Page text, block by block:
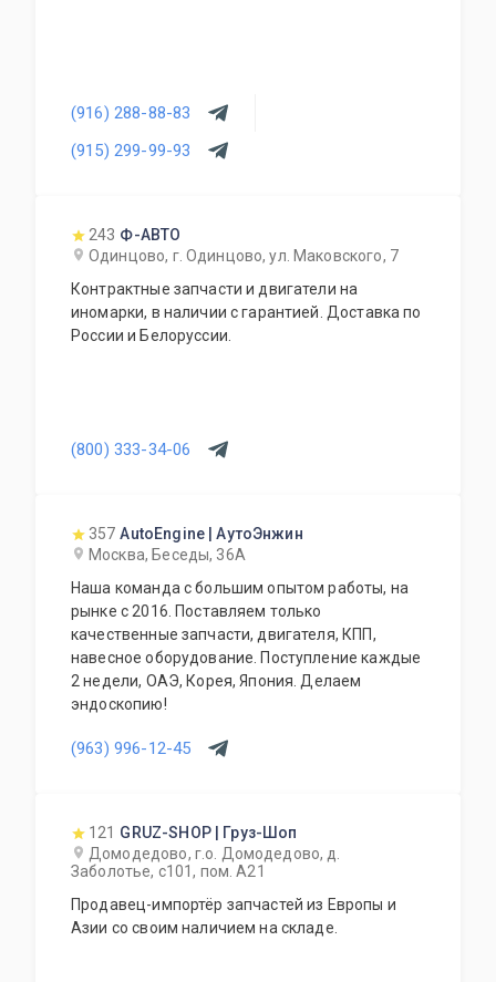
(916) 288-88-83
(915) 299-99-93
243 Ф-АВТО
Одинцово, г. Одинцово, ул. Маковского, 7
Контрактные запчасти и двигатели на
иномарки, в наличии с гарантией. Доставка по
России и Белоруссии.
(800) 333-34-06
357 AutoEngine | АутоЭнжин
Москва, Беседы, 36А
Наша команда с большим опытом работы, на
рынке с 2016. Поставляем только
качественные запчасти, двигателя, КПП,
навесное оборудование. Поступление каждые
2 недели, ОАЭ, Корея, Япония. Делаем
эндоскопию!
(963) 996-12-45
121 GRUZ-SHOP | Груз-Шоп
Домодедово, г.о. Домодедово, д.
Заболотье, с101, пом. А21
Продавец-импортёр запчастей из Европы и
Азии со своим наличием на складе.